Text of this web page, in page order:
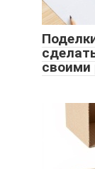
своими